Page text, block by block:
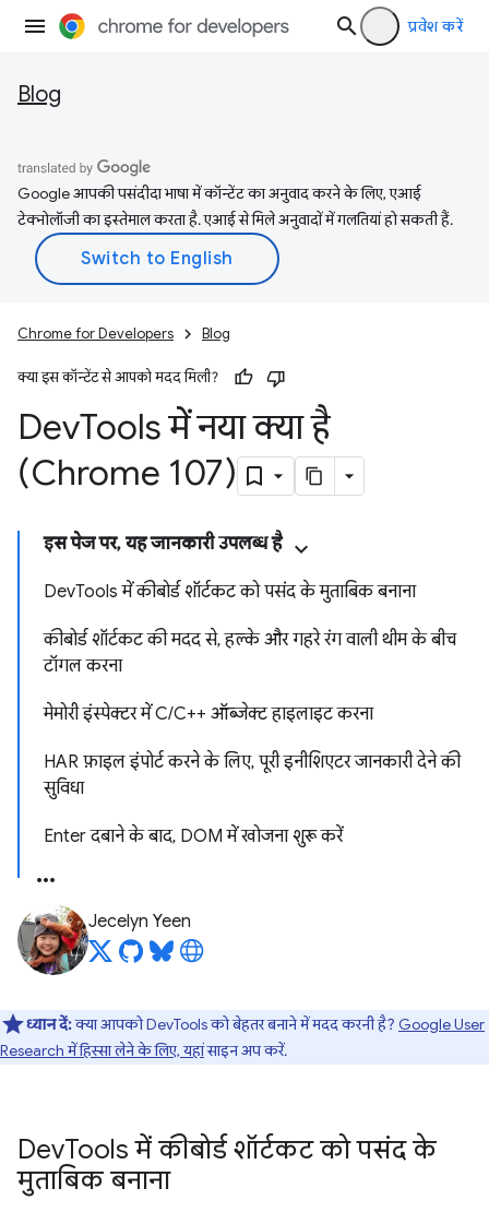
प्रवेश करें
Blog
Google आपकी पसंदीदा भाषा में कॉन्टेंट का अनुवाद करने के लिए, एआई
टेक्नोलॉजी का इस्तेमाल करता है. एआई से मिले अनुवादों में गलतियां हो सकती हैं.
Chrome for Developers Blog
क्या इस कॉन्टेंट से आपको मदद मिली?
DevTools में नया क्या है
(Chrome 107)
इस पेज पर, यह जानकारी उपलब्ध है
DevTools में कीबोर्ड शॉर्टकट को पसंद के मुताबिक बनाना
कीबोर्ड शॉर्टकट की मदद से, हल्के और गहरे रंग वाली थीम के बीच
टॉगल करना
मेमोरी इंस्पेक्टर में C/C++ ऑब्जेक्ट हाइलाइट करना
HAR फ़ाइल इंपोर्ट करने के लिए, पूरी इनीशिएटर जानकारी देने की
सुविधा
Enter दबाने के बाद, DOM में खोजना शुरू करें
Jecelyn Yeen
ध्यान दें:क्या आपको DevTools को बेहतर बनाने में मदद करनी है? Google User
Research में हिस्सा लेने के लिए, यहांसाइन अप करें.
DevTools में कीबोर्ड शॉर्टकट को पसंद के
मुताबिक बनाना